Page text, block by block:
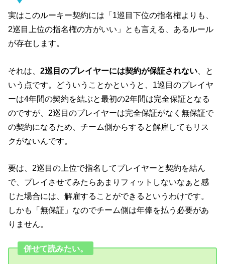
実はこのルーキー契約には「1巡目下位の指名権よりも、
2巡目上位の指名権の方がいい」とも言える、あるルール
が存在します。
それは、2巡目のプレイヤーには契約が保証されない 、と
いう点です。どういうことかというと、1巡目のプレイヤ
ーは4年間の契約を結ぶと最初の2年間は完全保証となる
のですが、2巡目のプレイヤーは完全保証がなく無保証で
の契約になるため、チーム側からすると解雇してもリス
クがないんです。
要は、2巡目の上位で指名してプレイヤーと契約を結ん
で、プレイさせてみたらあまりフィットしないなぁと感
じた場合には、解雇することができるというわけです。
しかも「無保証」なのでチーム側は年俸を払う必要があ
りません。
併せて読みたい。